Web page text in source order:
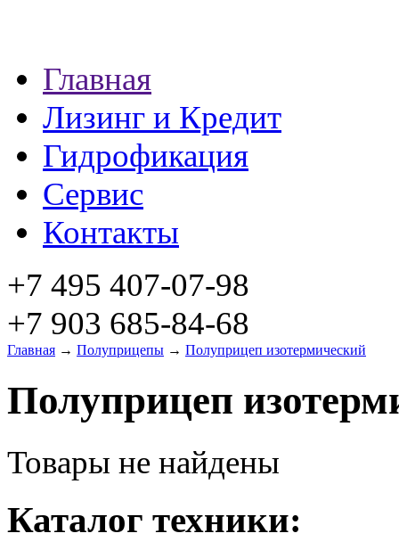
Главная
Лизинг и Кредит
Гидрофикация
Сервис
Контакты
+7 495 407-07-98
+7 903 685-84-68
Главная → Полуприцепы → Полуприцеп изотермический
Полуприцеп
Товары не найдены
Каталог техники: